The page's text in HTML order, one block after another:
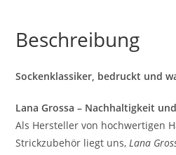
Beschreibung
Sockenklassiker, bedruckt und
Lana Grossa – Nachhaltigkeit
Als Hersteller von hochwertigen
Strickzubehör liegt uns,Lana